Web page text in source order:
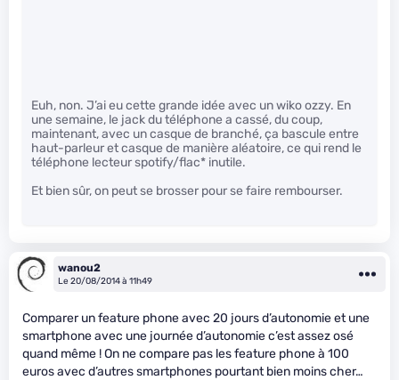
Euh, non. J’ai eu cette grande idée avec un wiko ozzy. En
une semaine, le jack du téléphone a cassé, du coup,
maintenant, avec un casque de branché, ça bascule entre
haut-parleur et casque de manière aléatoire, ce qui rend le
téléphone lecteur spotify/flac* inutile.
Et bien sûr, on peut se brosser pour se faire rembourser.
wanou2
Le 20/08/2014 à 11h49
Comparer un feature phone avec 20 jours d’autonomie et une
smartphone avec une journée d’autonomie c’est assez osé
quand même ! On ne compare pas les feature phone à 100
euros avec d’autres smartphones pourtant bien moins cher…